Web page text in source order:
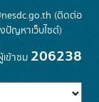
(ติดต่อ
ปัญหาเว็บไซต์)
ข้าชม 206238